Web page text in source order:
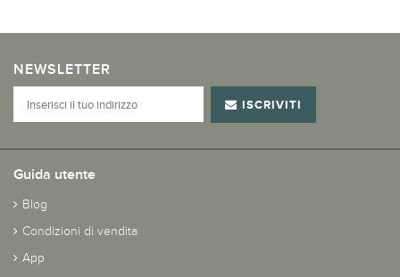
NEWSLETTER
ISCRIVITI
Guida utente
Blog
Condizioni di vendita
App